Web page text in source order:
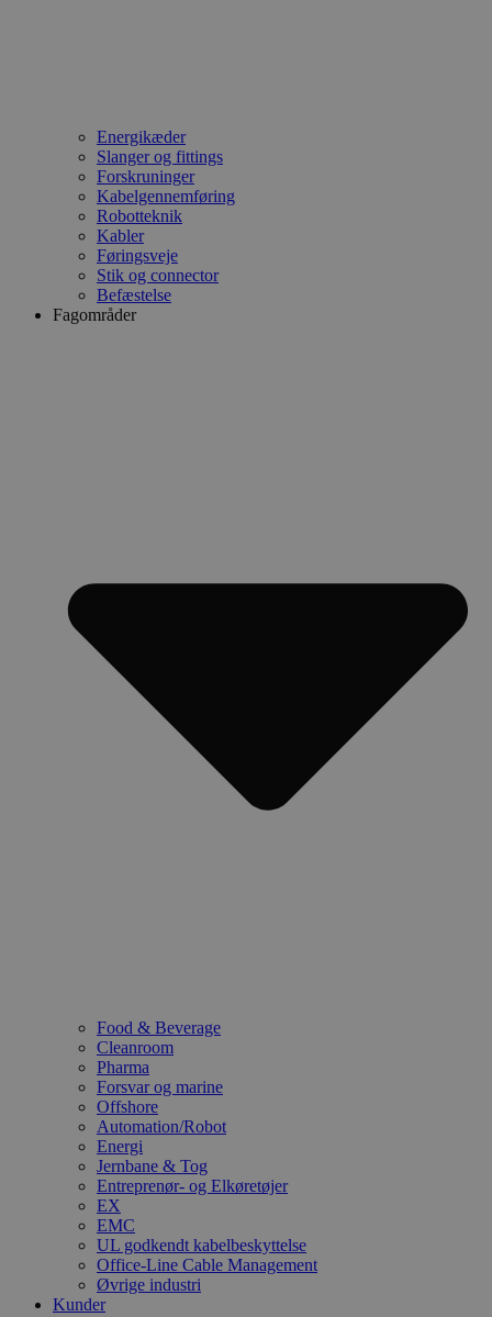
Energikæder
Slanger og fittings
Forskruninger
Kabelgennemføring
Robotteknik
Kabler
Føringsveje
Stik og connector
Befæstelse
Fagområder
Food & Beverage
Cleanroom
Pharma
Forsvar og marine
Offshore
Automation/Robot
Energi
Jernbane & Tog
Entreprenør- og Elkøretøjer
EX
EMC
UL godkendt kabelbeskyttelse
Office-Line Cable Management
Øvrige industri
Kunder